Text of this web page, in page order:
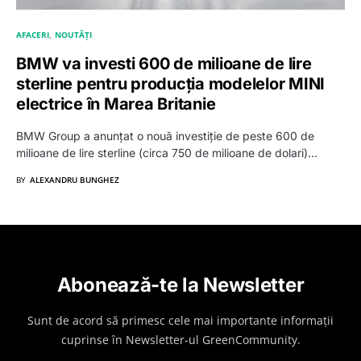
AFACERI NOUTĂȚI
BMW va investi 600 de milioane de lire
sterline pentru producția modelelor MINI
electrice în Marea Britanie
BMW Group a anunțat o nouă investiție de peste 600 de
milioane de lire sterline (circa 750 de milioane de dolari)…
BY ALEXANDRU BUNGHEZ
Abonează-te la Newsletter
Sunt de acord să primesc cele mai importante informații
cuprinse în Newsletter-ul GreenCommunity.